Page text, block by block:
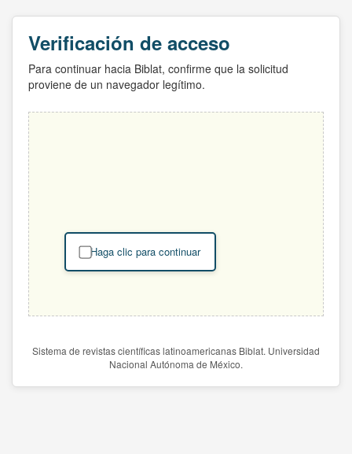
Verificación de acceso
Para continuar hacia Biblat, confirme que la solicitud
proviene de un navegador legítimo.
Haga clic para continuar
Sistema de revistas científicas latinoamericanas Biblat. Universidad
Nacional Autónoma de México.